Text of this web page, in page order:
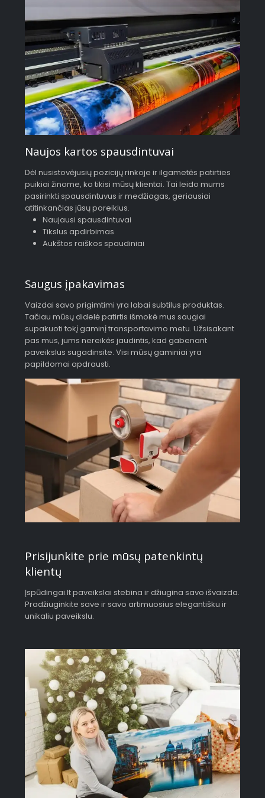
Naujos kartos spausdintuvai
Dėl nusistovėjusių pozicijų rinkoje ir ilgametės patirties
puikiai žinome, ko tikisi mūsų klientai. Tai leido mums
pasirinkti spausdintuvus ir medžiagas, geriausiai
atitinkančias jūsų poreikius.
Naujausi spausdintuvai
Tikslus apdirbimas
Aukštos raiškos spaudiniai
Saugus įpakavimas
Vaizdai savo prigimtimi yra labai subtilus produktas.
Tačiau mūsų didelė patirtis išmokė mus saugiai
supakuoti tokį gaminį transportavimo metu. Užsisakant
pas mus, jums nereikės jaudintis, kad gabenant
paveikslus sugadinsite. Visi mūsų gaminiai yra
papildomai apdrausti.
Prisijunkite prie mūsų patenkintų
klientų
Įspūdingai.lt paveikslai stebina ir džiugina savo išvaizda.
Pradžiuginkite save ir savo artimuosius elegantišku ir
unikaliu paveikslu.